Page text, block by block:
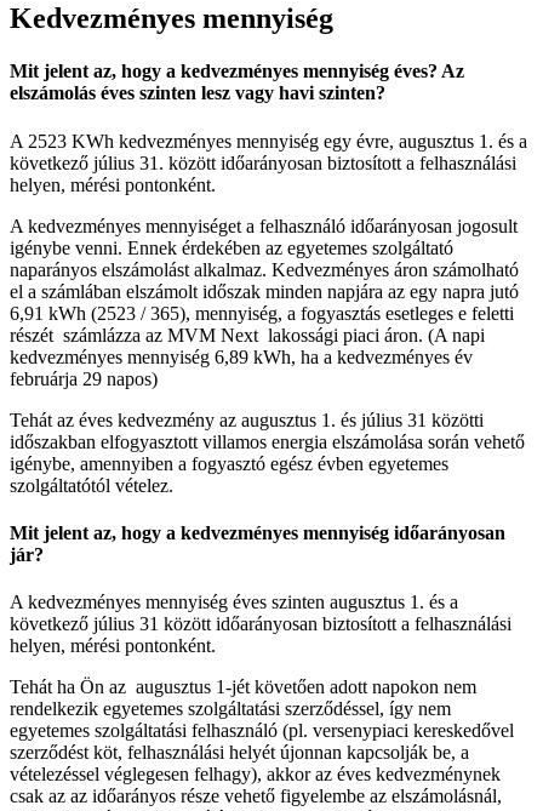
Kedvezményes mennyiség
Mit jelent az, hogy a kedvezményes mennyiség éves? Az
elszámolás éves szinten lesz vagy havi szinten?
A 2523 KWh kedvezményes mennyiség egy évre, augusztus 1. és a
következő július 31. között időarányosan biztosított a felhasználási
helyen, mérési pontonként.
A kedvezményes mennyiséget a felhasználó időarányosan jogosult
igénybe venni. Ennek érdekében az egyetemes szolgáltató
naparányos elszámolást alkalmaz. Kedvezményes áron számolható
el a számlában elszámolt időszak minden napjára az egy napra jutó
6,91 kWh (2523 / 365), mennyiség, a fogyasztás esetleges e feletti
részét számlázza az MVM Next lakossági piaci áron. (A napi
kedvezményes mennyiség 6,89 kWh, ha a kedvezményes év
februárja 29 napos)
Tehát az éves kedvezmény az augusztus 1. és július 31 közötti
időszakban elfogyasztott villamos energia elszámolása során vehető
igénybe, amennyiben a fogyasztó egész évben egyetemes
szolgáltatótól vételez.
Mit jelent az, hogy a kedvezményes mennyiség időarányosan
jár?
A kedvezményes mennyiség éves szinten augusztus 1. és a
következő július 31 között időarányosan biztosított a felhasználási
helyen, mérési pontonként.
Tehát ha Ön az augusztus 1-jét követően adott napokon nem
rendelkezik egyetemes szolgáltatási szerződéssel, így nem
egyetemes szolgáltatási felhasználó (pl. versenypiaci kereskedővel
szerződést köt, felhasználási helyét újonnan kapcsolják be, a
vételezéssel véglegesen felhagy), akkor az éves kedvezménynek
csak az az időarányos része vehető figyelembe az elszámolásnál,